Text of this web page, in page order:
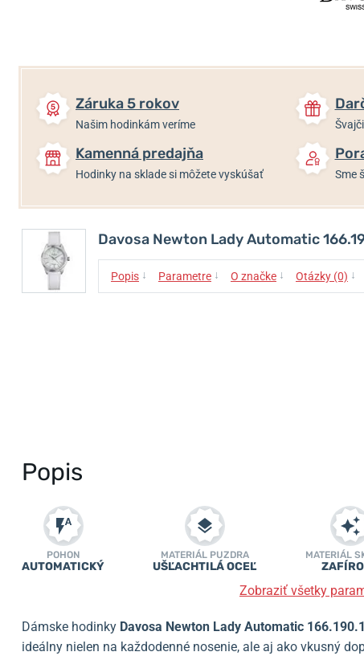
Záruka 5 rokov
Našim hodinkám veríme
Kamenná predajňa
Hodinky na sklade si môžete vyskúšať Sme
Davosa Newton Lady Automatic
Popis ↓ Parametre ↓ O značke ↓ Otázky (0) ↓
Popis
POHON
AUTOMATICKÝ
MATERIÁL PUZDRA
UŠĽACHTILÁ OCEĽ
MATERIÁL
Zobraziť všetky
Dámske hodinky Davosa Newton Lady Automatic
ideálny nielen na každodenné nosenie, ale aj ako vkusný